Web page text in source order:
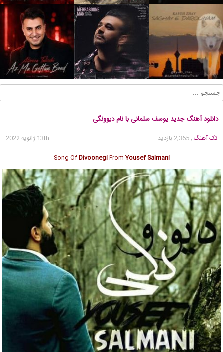
دانلود آهنگ جدید یوسف سلمانی با نام دیوونگی
تک آهنگ , 2,365 بازدید
13th ژانویه 2022
Song OfDivoonegiFromYousef Salmani